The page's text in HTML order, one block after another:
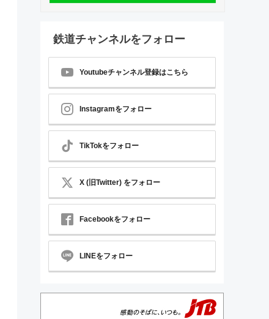
鉄道チャンネルをフォロー
Youtubeチャンネル登録はこちら
Instagramをフォロー
TikTokをフォロー
X (旧Twitter) をフォロー
Facebookをフォロー
LINEをフォロー